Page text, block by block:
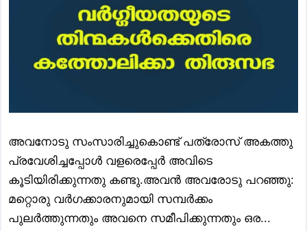
അവനോടു സംസാരിച്ചുകൊണ്ട്‌ പത്രോസ്‌ അകത്തു
പ്രവേശിച്ചപ്പോള്‍ വളരെപ്പേര്‍ അവിടെ
കൂടിയിരിക്കുന്നതു കണ്ടു.അവന്‍ അവരോടു പറഞ്ഞു:
മറ്റൊരു വര്‍ഗക്കാരനുമായി സമ്പര്‍ക്കം
പുലര്‍ത്തുന്നതും അവനെ സമീപിക്കുന്നതും ഒര...